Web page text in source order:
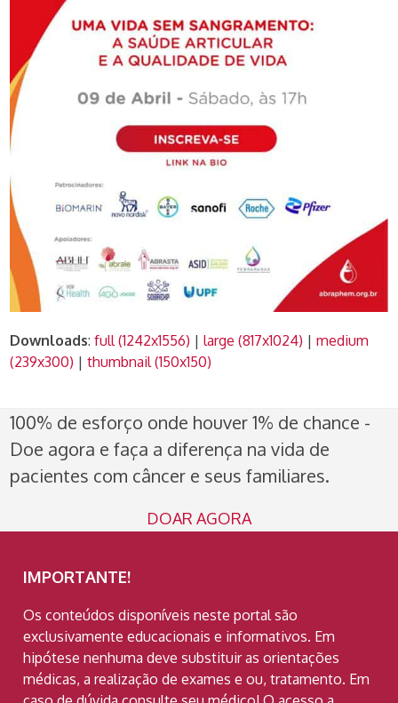
Downloads:full (1242x1556) |large (817x1024) |medium
(239x300) |thumbnail (150x150)
100% de esforço onde houver 1% de chance -
Doe agora e faça a diferença na vida de
pacientes com câncer e seus familiares.
DOAR AGORA
IMPORTANTE!
Os conteúdos disponíveis neste portal são
exclusivamente educacionais e informativos. Em
hipótese nenhuma deve substituir as orientações
médicas, a realização de exames e ou, tratamento. Em